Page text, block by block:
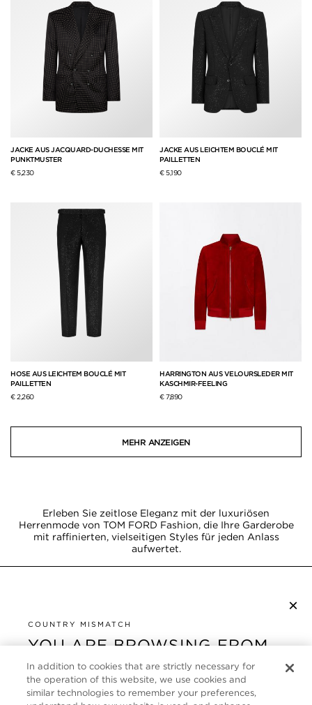
JACKE AUS JACQUARD-DUCHESSE MIT
PUNKTMUSTER
€ 5,230
JACKE AUS LEICHTEM BOUCLÉ MIT
PAILLETTEN
€ 5,190
HOSE AUS LEICHTEM BOUCLÉ MIT
PAILLETTEN
€ 2,260
HARRINGTON AUS VELOURSLEDER MIT
KASCHMIR-FEELING
€ 7,890
MEHR ANZEIGEN
Erleben Sie zeitlose Eleganz mit der luxuriösen
Herrenmode von TOM FORD Fashion, die Ihre Garderobe
mit raffinierten, vielseitigen Styles für jeden Anlass
aufwertet.
×
COUNTRY MISMATCH
YOU ARE BROWSING FROM
UNITED STATES
It looks like you are visiting us from United States,
KUNDENSERVICE
ÜBER
In addition to cookies that are strictly necessary for
the operation of this website, we use cookies and
similar technologies to remember your preferences,